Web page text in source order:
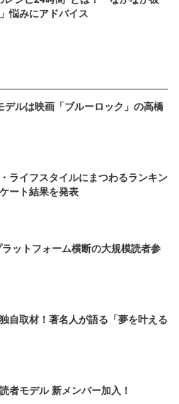
悩みにアドバイス
デルは映画「ブルーロック」の高橋
ライフスタイルにまつわるランキン
ート結果を発表
ットフォーム横断の大規模読者参
自取材！著名人が語る「夢を叶える
者モデル 新メンバー加入！